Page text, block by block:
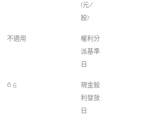
(元/
股):
不適用
權利分
派基準
日:
6.5
現金股
利發放
日: